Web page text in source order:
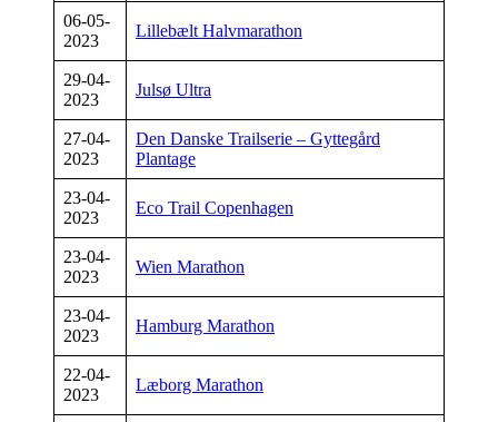
06-05-
2023
Lillebælt Halvmarathon
29-04-
2023
Julsø Ultra
27-04-
2023
Den Danske Trailserie – Gyttegård
Plantage
23-04-
2023
Eco Trail Copenhagen
23-04-
2023
Wien Marathon
23-04-
2023
Hamburg Marathon
22-04-
2023
Læborg Marathon